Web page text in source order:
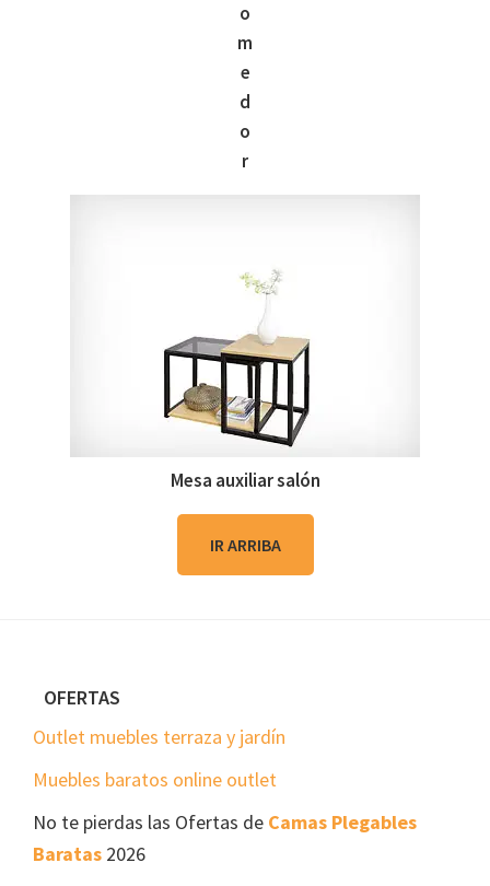
o
m
e
d
o
r
Mesa auxiliar salón
IR ARRIBA
FooterOFERTAS
Outlet muebles terraza y jardín
Muebles baratos online outlet
No te pierdas las Ofertas de Camas Plegables
Baratas 2026